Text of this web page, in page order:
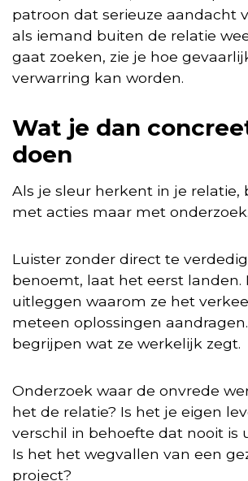
patroon dat serieuze aandacht
als iemand buiten de relatie
gaat zoeken, zie je hoe
verwarring kan worden.
Wat je dan
doen
Als je sleur herkent in je relatie,
met acties maar met onderzoek.
Luister zonder direct te
benoemt, laat het eerst landen.
uitleggen waarom ze het
meteen oplossingen
begrijpen wat ze werkelijk zegt.
Onderzoek waar de onvrede
het de relatie? Is het je eigen
verschil in behoefte dat nooit is
Is het het wegvallen van een
project?